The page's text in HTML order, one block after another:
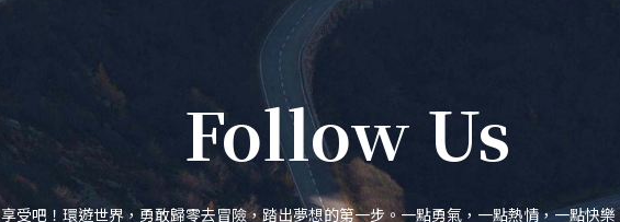
Follow Us
享受吧！環遊世界，勇敢歸零去冒險，踏出夢想的第一步。一點勇氣，一點熱情，一點快